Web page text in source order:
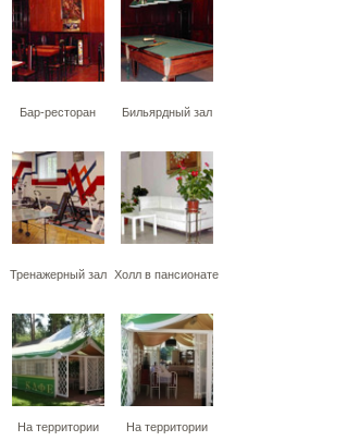
Бар-ресторан Бильярдный зал
Тренажерный зал Холл в пансионате
На территории
На территории